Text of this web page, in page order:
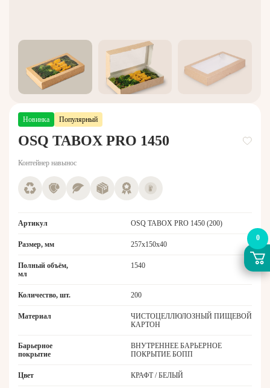
Новинка Популярный
OSQ TABOX PRO 1450
Контейнер навынос
Артикул OSQ TABOX PRO 1450 (200)
Размер, мм 257x150x40
Полный объём,
мл
1540
Количество, шт. 200
Материал
ЧИСТОЦЕЛЛЮЛОЗНЫЙ ПИЩЕВОЙ
КАРТОН
Барьерное
покрытие
ВНУТРЕННЕЕ БАРЬЕРНОЕ
ПОКРЫТИЕ БОПП
Цвет КРАФТ / БЕЛЫЙ
0